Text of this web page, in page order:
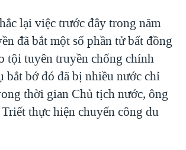
lại việc trước đây trong năm
đã bắt một số phần tử bất đồng
tội tuyên truyền chống chính
bắt bớ đó đã bị nhiều nước chỉ
thời gian Chủ tịch nước, ông
thực hiện chuyến công du